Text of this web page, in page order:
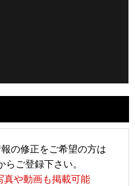
の修正をご希望の方は
ご登録下さい。
や動画も掲載可能